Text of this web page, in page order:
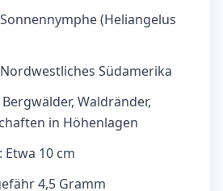
(Heliangelus
Südamerika
Waldränder,
in Höhenlagen
10 cm
4,5 Gramm